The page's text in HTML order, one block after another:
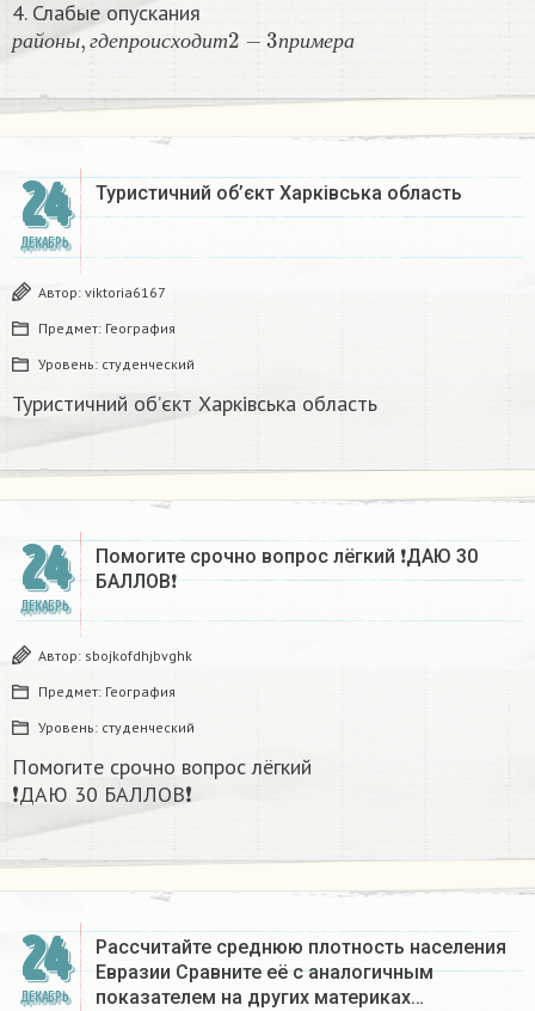
4. Слабые опускания
р а й о н ы г депр о исх о д ит п р име р а
ра йоны,гдепроисхо т 3п
24
ДЕКАБРЬ
Туристичний об’єкт Харківська область
Автор: viktoria6167
Предмет: География
Уровень: студенческий
Туристичний об’єкт Харківська область
24
ДЕКАБРЬ
Помогите срочно вопрос лёгкий ❗ДАЮ 30
БАЛЛОВ❗​
Автор: sbojkofdhjbvghk
Предмет: География
Уровень: студенческий
Помогите срочно вопрос лёгкий
❗ДАЮ 30 БАЛЛОВ❗​
24
ДЕКАБРЬ
Рассчитайте среднюю плотность населения
Евразии Сравните её с аналогичным
показателем на других материках​…